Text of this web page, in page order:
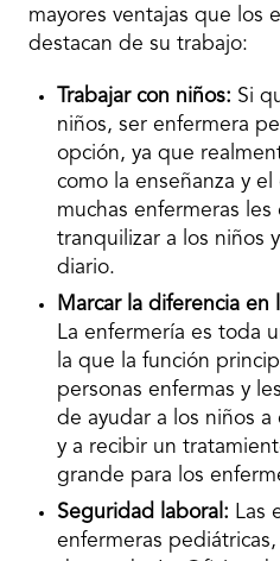
mayores ventajas que los
destacan de su trabajo:
Trabajar con niños: Si
niños, ser enfermera
opción, ya que
como la enseñanza y
muchas enfermeras
tranquilizar a los niños
diario.
Marcar la diferencia en
La enfermería es toda
la que la función
personas enfermas y
de ayudar a los niños
y a recibir un
grande para los
Seguridad laboral: Las
enfermeras